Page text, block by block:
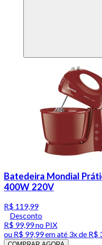
Batedeira Mondial
400W 220V
R$ 119,99
Desconto
R$ 99,99no PIX
ou R$ 99,99em até 3x de R$